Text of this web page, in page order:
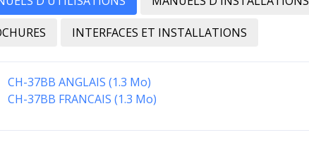
INTERFACES ET INSTALLATIONS
CH-37BB ANGLAIS (1.3 Mo)
CH-37BB FRANCAIS (1.3 Mo)